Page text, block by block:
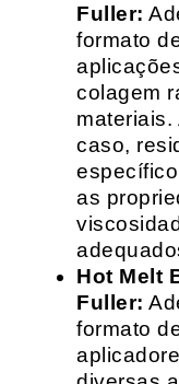
Fuller:
formato
colagem
caso,
as
Hot Melt
Fuller:
formato